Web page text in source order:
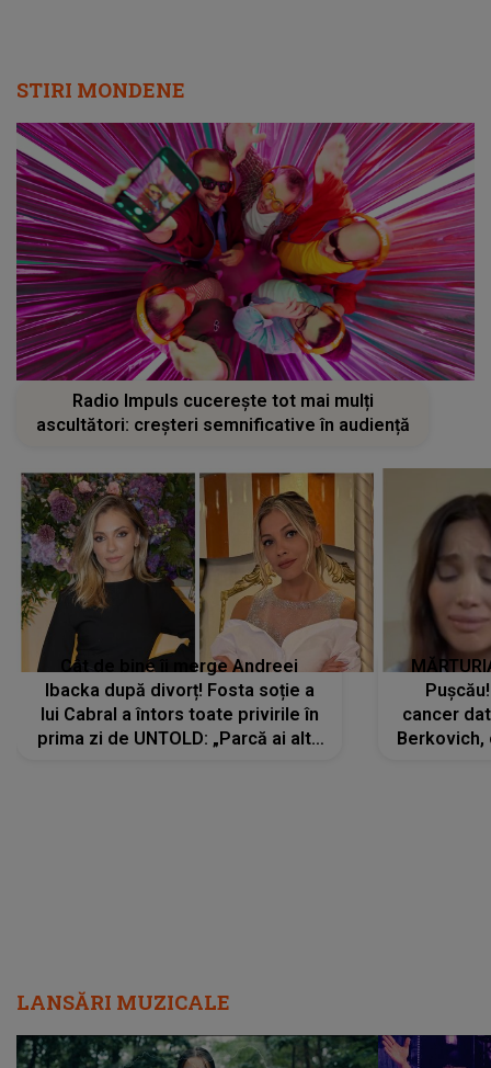
STIRI MONDENE
Radio Impuls cucerește tot mai mulți
ascultători: creșteri semnificative în audiență
Cât de bine îi merge Andreei
Ibacka după divorț! Fosta soție a
lui Cabral a întors toate privirile în
prima zi de UNTOLD: „Parcă ai altă
cancer
Berkovich,
LANSĂRI MUZICALE